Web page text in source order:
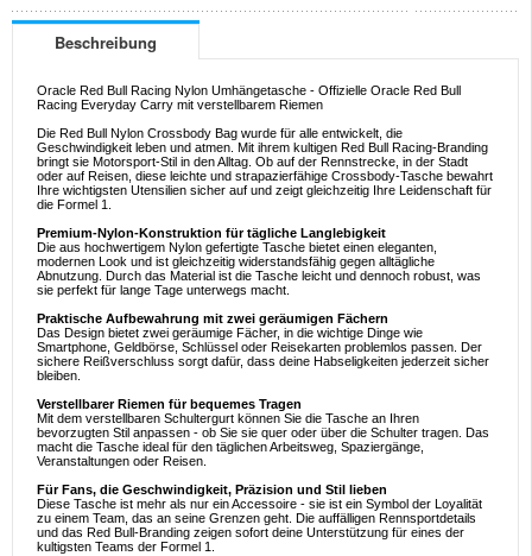
Beschreibung
Oracle Red Bull Racing Nylon Umhängetasche - Offizielle Oracle Red Bull
Racing Everyday Carry mit verstellbarem Riemen
Die Red Bull Nylon Crossbody Bag wurde für alle entwickelt, die
Geschwindigkeit leben und atmen. Mit ihrem kultigen Red Bull Racing-Branding
bringt sie Motorsport-Stil in den Alltag. Ob auf der Rennstrecke, in der Stadt
oder auf Reisen, diese leichte und strapazierfähige Crossbody-Tasche bewahrt
Ihre wichtigsten Utensilien sicher auf und zeigt gleichzeitig Ihre Leidenschaft für
die Formel 1.
Premium-Nylon-Konstruktion für tägliche Langlebigkeit
Die aus hochwertigem Nylon gefertigte Tasche bietet einen eleganten,
modernen Look und ist gleichzeitig widerstandsfähig gegen alltägliche
Abnutzung. Durch das Material ist die Tasche leicht und dennoch robust, was
sie perfekt für lange Tage unterwegs macht.
Praktische Aufbewahrung mit zwei geräumigen Fächern
Das Design bietet zwei geräumige Fächer, in die wichtige Dinge wie
Smartphone, Geldbörse, Schlüssel oder Reisekarten problemlos passen. Der
sichere Reißverschluss sorgt dafür, dass deine Habseligkeiten jederzeit sicher
bleiben.
Verstellbarer Riemen für bequemes Tragen
Mit dem verstellbaren Schultergurt können Sie die Tasche an Ihren
bevorzugten Stil anpassen - ob Sie sie quer oder über die Schulter tragen. Das
macht die Tasche ideal für den täglichen Arbeitsweg, Spaziergänge,
Veranstaltungen oder Reisen.
Für Fans, die Geschwindigkeit, Präzision und Stil lieben
Diese Tasche ist mehr als nur ein Accessoire - sie ist ein Symbol der Loyalität
zu einem Team, das an seine Grenzen geht. Die auffälligen Rennsportdetails
und das Red Bull-Branding zeigen sofort deine Unterstützung für eines der
kultigsten Teams der Formel 1.